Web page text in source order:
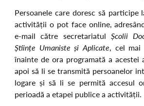
Persoanele care doresc să participe
activității o pot face online,
e-mail către secretariatul Școlii
Științe Umaniste și Aplicate, cel
înainte de ora programată a acestei
apoi să li se transmită persoanelor
logare și să li se permită accesul
perioadă a etapei publice a activității.